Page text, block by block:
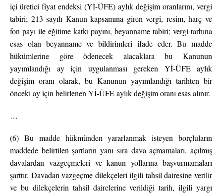
içi üretici fiyat endeksi (Yİ-ÜFE) aylık değişim oranlarını, vergi
tabiri; 213 sayılı Kanun kapsamına giren vergi, resim, harç ve
fon payı ile eğitime katkı payını, beyanname tabiri; vergi tarhına
esas olan beyanname ve bildirimleri ifade eder. Bu madde
hükümlerine göre ödenecek alacaklara bu Kanunun
yayımlandığı ay için uygulanması gereken Yİ-ÜFE aylık
değişim oranı olarak, bu Kanunun yayımlandığı tarihten bir
önceki ay için belirlenen Yİ-ÜFE aylık değişim oranı esas alınır.
…
(6) Bu madde hükmünden yararlanmak isteyen borçluların
maddede belirtilen şartların yanı sıra dava açmamaları, açılmış
davalardan vazgeçmeleri ve kanun yollarına başvurmamaları
şarttır. Davadan vazgeçme dilekçeleri ilgili tahsil dairesine verilir
ve bu dilekçelerin tahsil dairelerine verildiği tarih, ilgili yargı